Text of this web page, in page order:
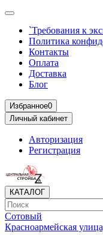
`Требования к
Политика
Контакты
Оплата
Доставка
Блог
Избранное0
Личный кабинет
Авторизация
Регистрация
КАТАЛОГ
Сотовый
Красноармейская